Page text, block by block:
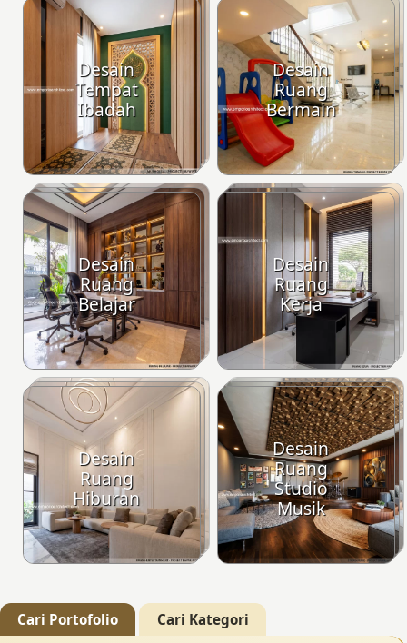
Desain
Tempat
Ibadah
Desain
Ruang
Bermain
Desain
Ruang
Belajar
Desain
Ruang
Kerja
Desain
Ruang
Hiburan
Desain
Ruang
Studio
Musik
Cari Portofolio Cari Kategori